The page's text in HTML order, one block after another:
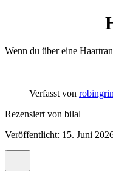
Wenn du über eine
Verfasst von
Rezensiert von bilal
Veröffentlicht: 15. Juni